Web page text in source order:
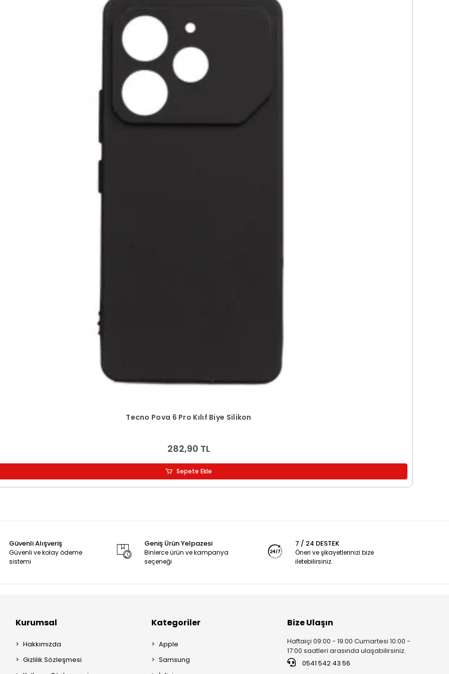
Tecno Pova 6 Pro Kılıf Biye Silikon
282,90 TL
Sepete Ekle
Güvenli Alışveriş
Güvenli ve kolay ödeme
sistemi
Geniş Ürün Yelpazesi
Binlerce ürün ve kampanya
seçeneği
7 / 24 DESTEK
Öneri ve şikayetlerinizi bize
iletebilirsiniz.
Kurumsal
Hakkımızda
Gizlilik Sözleşmesi
Kategoriler
Apple
Samsung
Bize Ulaşın
Haftaiçi 09:00 - 19:00 Cumartesi 10:00 -
17:00 saatleri arasında ulaşabilirsiniz.
0541 542 43 56